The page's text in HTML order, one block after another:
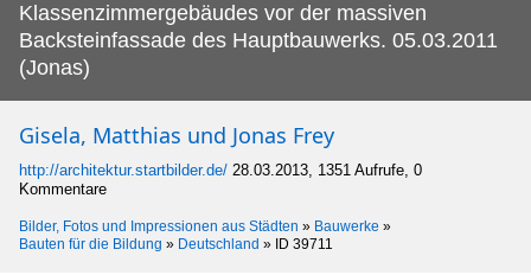
Klassenzimmergebäudes vor der massiven
Backsteinfassade des Hauptbauwerks. 05.03.2011
(Jonas)
Gisela, Matthias und Jonas Frey
http://architektur.startbilder.de/ 28.03.2013, 1351 Aufrufe, 0
Kommentare
Bilder, Fotos und Impressionen aus Städten » Bauwerke »
Bauten für die Bildung » Deutschland » ID 39711